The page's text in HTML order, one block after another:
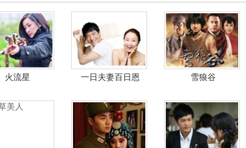
火流星 一日夫妻百日恩 雪狼谷